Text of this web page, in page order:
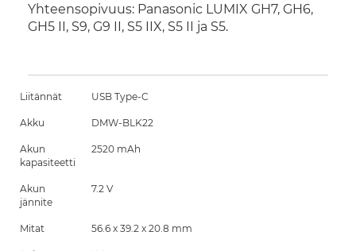
Yhteensopivuus: Panasonic LUMIX GH7, GH6,
GH5 II, S9, G9 II, S5 IIX, S5 II ja S5.
Liitännät USB Type-C
Akku DMW-BLK22
Akun
kapasiteetti
2520 mAh
Akun
jännite
7.2 V
Mitat 56.6 x 39.2 x 20.8 mm